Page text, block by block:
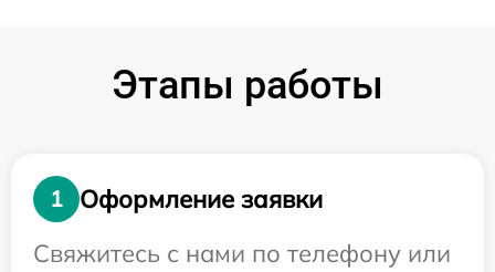
Этапы работы
1
Оформление заявки
Свяжитесь с нами по телефону или